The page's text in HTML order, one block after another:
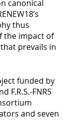
canonical
thus
the impact of
prevails in
funded by
F.R.S.-FNRS
and seven